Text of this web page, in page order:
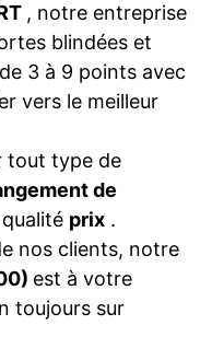
, notre entreprise
blindées et
de 3 à 9 points avec
vers le meilleur
tout type de
de
prix .
nos clients, notre
est à votre
toujours sur